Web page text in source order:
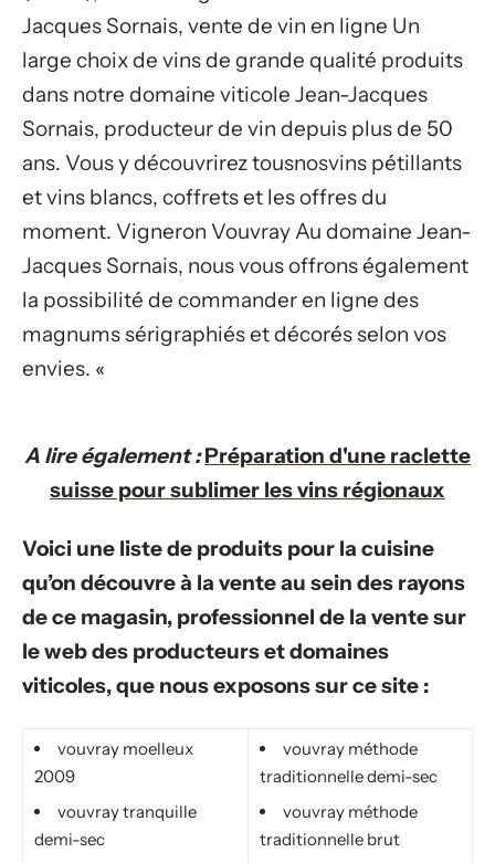
Jacques Sornais, vente de vin en ligne Un
large choix de vins de grande qualité produits
dans notre domaine viticole Jean-Jacques
Sornais, producteur de vin depuis plus de 50
ans. Vous y découvrirez tousnosvins pétillants
et vins blancs, coffrets et les offres du
moment. Vigneron Vouvray Au domaine Jean-
Jacques Sornais, nous vous offrons également
la possibilité de commander en ligne des
magnums sérigraphiés et décorés selon vos
envies. «
A lire également : Préparation d'une raclette
suisse pour sublimer les vins régionaux
Voici une liste de produits pour la cuisine
qu’on découvre à la vente au sein des rayons
de ce magasin, professionnel de la vente sur
le web des producteurs et domaines
viticoles, que nous exposons sur ce site :
vouvray moelleux
2009
vouvray tranquille
demi-sec
vouvray méthode
traditionnelle demi-sec
vouvray méthode
traditionnelle brut